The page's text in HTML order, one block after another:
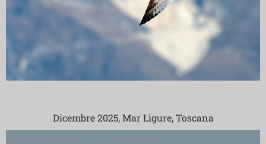
Dicembre 2025, Mar Ligure, Toscana